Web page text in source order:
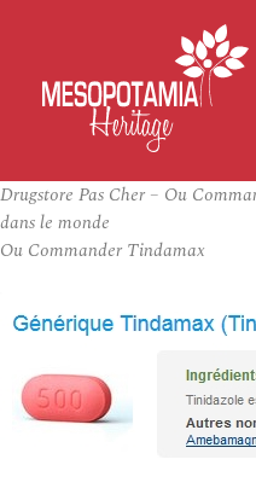
Drugstore Pas Cher – Ou
dans le monde
Ou Commander Tindamax